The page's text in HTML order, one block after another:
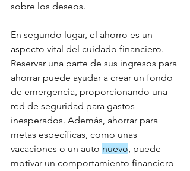
sobre los deseos.
En segundo lugar, el ahorro es un
aspecto vital del cuidado financiero.
Reservar una parte de sus ingresos para
ahorrar puede ayudar a crear un fondo
de emergencia, proporcionando una
red de seguridad para gastos
inesperados. Además, ahorrar para
metas específicas, como unas
vacaciones o un auto nuevo, puede
motivar un comportamiento financiero